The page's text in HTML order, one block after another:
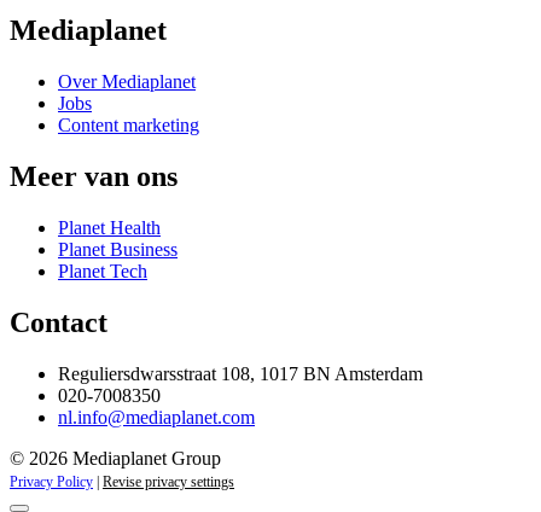
Mediaplanet
Over Mediaplanet
Jobs
Content marketing
Meer van ons
Planet Health
Planet Business
Planet Tech
Contact
Reguliersdwarsstraat 108, 1017 BN Amsterdam
020-7008350
nl.info@mediaplanet.com
© 2026 Mediaplanet Group
Privacy Policy Revise privacy settings